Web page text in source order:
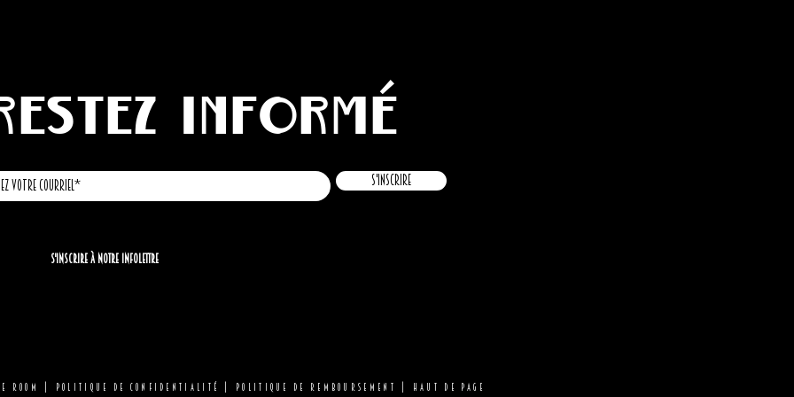
informé
S'inscrire
S'inscrire à notre infolettre
ROOM | Politique de confidentialité Politique de remboursement Haut de page